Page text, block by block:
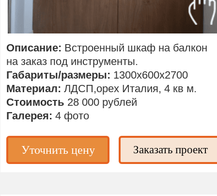
Заказать проект
Описание: Встроенный шкаф на балкон
на заказ под инструменты.
Габариты/размеры: 1300х600х2700
Материал: ЛДСП,орех Италия, 4 кв м.
Стоимость 28 000 рублей
Галерея: 4 фото
Уточнить цену